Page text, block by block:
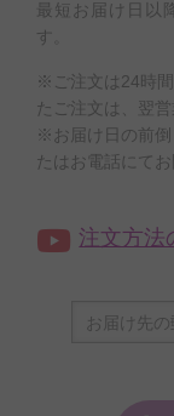
最短お届け日以
す。
※ご注文は24時
たご注文は、翌
※お届け日の前倒
たはお電話にてお
注文方法